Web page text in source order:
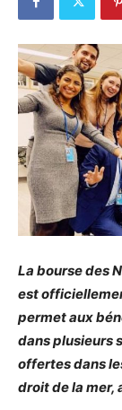
La bourse des
est
permet aux
dans plusieurs
offertes dans
droit de la mer,